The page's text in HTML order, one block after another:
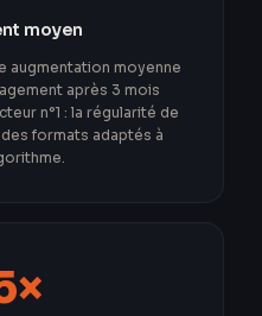
moyen
augmentation moyenne
après 3 mois
n°1 : la régularité de
formats adaptés à